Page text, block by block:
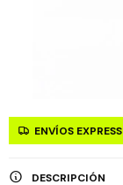
ENVÍOS EXPRESS
DESCRIPCIÓN